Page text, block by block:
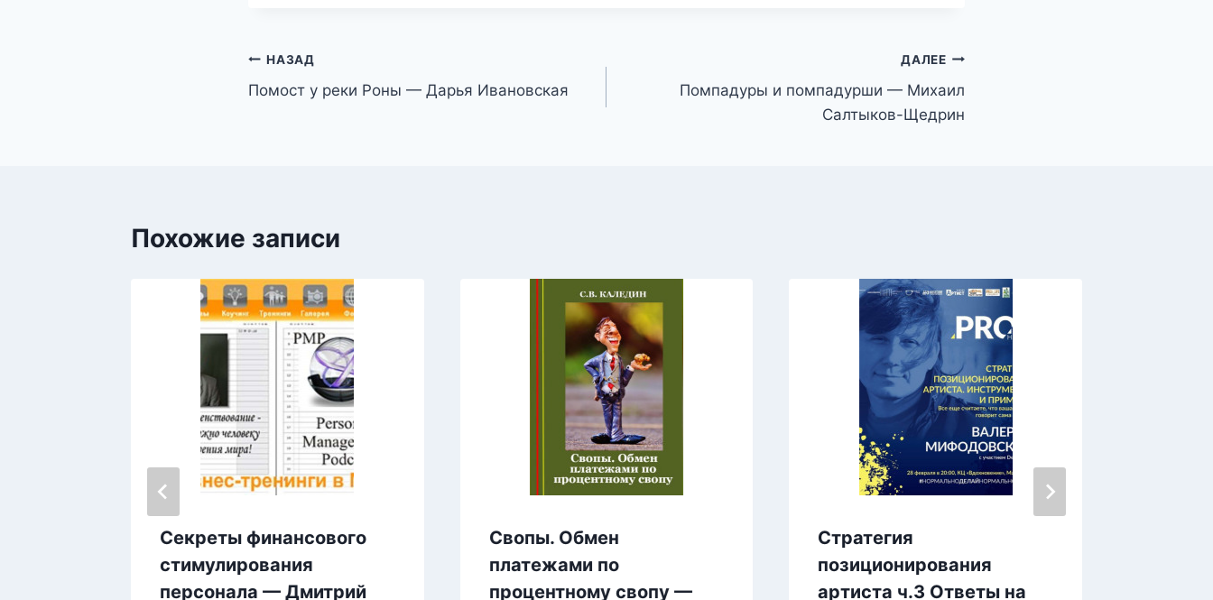
Навигация
по
НАЗАД
Помост у реки Роны — Дарья Ивановская
ДАЛЕЕ
Помпадуры и помпадурши — Михаил
Салтыков-Щедрин
Похожие записи
Секреты финансового
стимулирования
персонала — Дмитрий
Свопы. Обмен
платежами по
процентному свопу —
Стратегия
позиционирования
артиста ч.3 Ответы на